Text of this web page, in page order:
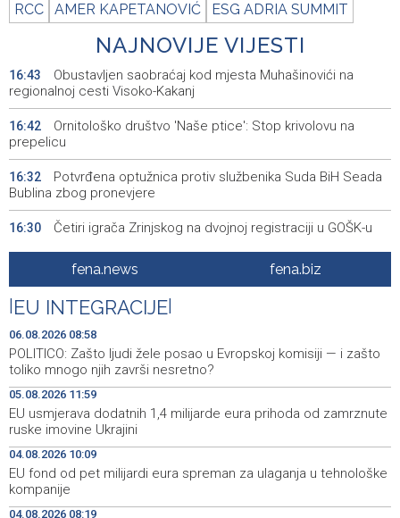
RCC AMER KAPETANOVIĆ ESG ADRIA SUMMIT
NAJNOVIJE VIJESTI
16:43
Obustavljen saobraćaj kod mjesta Muhašinovići na
regionalnoj cesti Visoko-Kakanj
16:42
Ornitološko društvo 'Naše ptice': Stop krivolovu na
prepelicu
16:32
Potvrđena optužnica protiv službenika Suda BiH Seada
Bublina zbog pronevjere
16:30 Četiri igrača Zrinjskog na dvojnoj registraciji u GOŠK-u
Srbija: Sindikat traži da zaštita radnika na visokim
temperaturama uđe u zakon
16:05
Obilježavanje 31. obljetnice VRO 'Maestral' i oslobođenja
Jajca uz pokroviteljstvo HNS-a BiH
16:04
Vozač podlegao ozljedama nakon sudara kod
Tomislavgrada
15:51
Ukrajinski sud osumnjičio za korupciju bivšu
ambasadoricu u SAD-u
15:51
Završeno je ovogodišnje izdanje Mladifesta koje je
okupilo mlade iz 73 zemlje svijeta
fena.news fena.biz
EU INTEGRACIJE
06.08.2026 08:58
POLITICO: Zašto ljudi žele posao u Evropskoj komisiji — i zašto
toliko mnogo njih završi nesretno?
05.08.2026 11:59
EU usmjerava dodatnih 1,4 milijarde eura prihoda od zamrznute
ruske imovine Ukrajini
04.08.2026 10:09
EU fond od pet milijardi eura spreman za ulaganja u tehnološke
kompanije
04.08.2026 08:19